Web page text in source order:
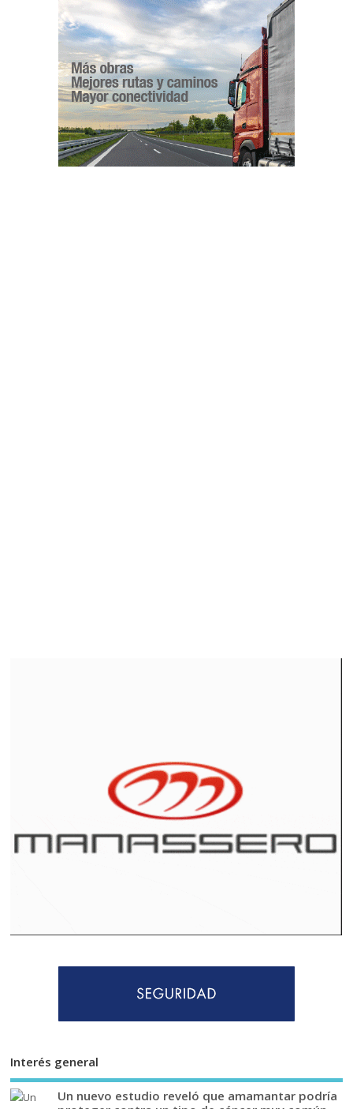
Interés general
Un nuevo estudio reveló que amamantar podría